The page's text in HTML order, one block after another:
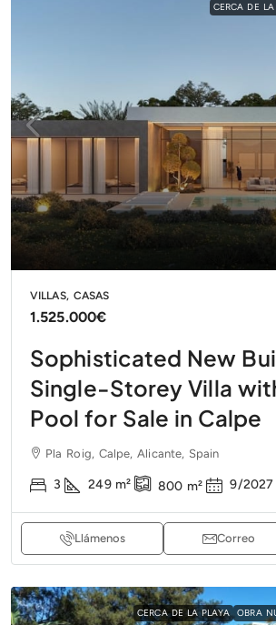
CERCA DE
VILLAS, CASAS
1.525.000€
Sophisticated New
Single-Storey Villa
Pool for Sale in Calpe
Pla Roig, Calpe, Alicante, Spain
3 249 m² 800 m² 9/2027
Llámenos Correo
CERCA DE LA PLAYA OBRA